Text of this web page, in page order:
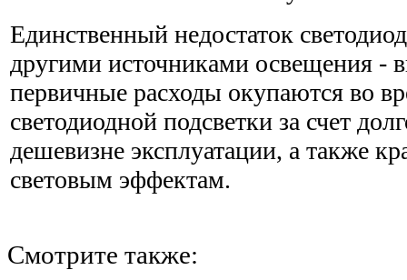
Единственный недостаток
другими источниками освещения -
первичные расходы окупаются во
светодиодной подсветки за счет
дешевизне эксплуатации, а также
световым эффектам.
Смотрите также: